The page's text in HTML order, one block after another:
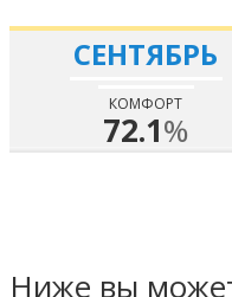
СЕНТЯБРЬ
КОМФОРТ
72.1%
Ниже вы